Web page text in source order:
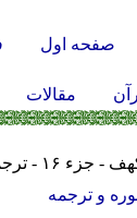
صفحه اول
مقالات
و ترجمه